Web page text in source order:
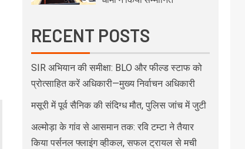
RECENT POSTS
SIR अभियान की समीक्षा: BLO और फील्ड स्टाफ को
प्रोत्साहित करें अधिकारी—मुख्य निर्वाचन अधिकारी
मसूरी में पूर्व सैनिक की संदिग्ध मौत, पुलिस जांच में जुटी
अल्मोड़ा के गांव से आसमान तक: रवि टम्टा ने तैयार
किया पर्सनल फ्लाइंग व्हीकल, सफल ट्रायल से मची